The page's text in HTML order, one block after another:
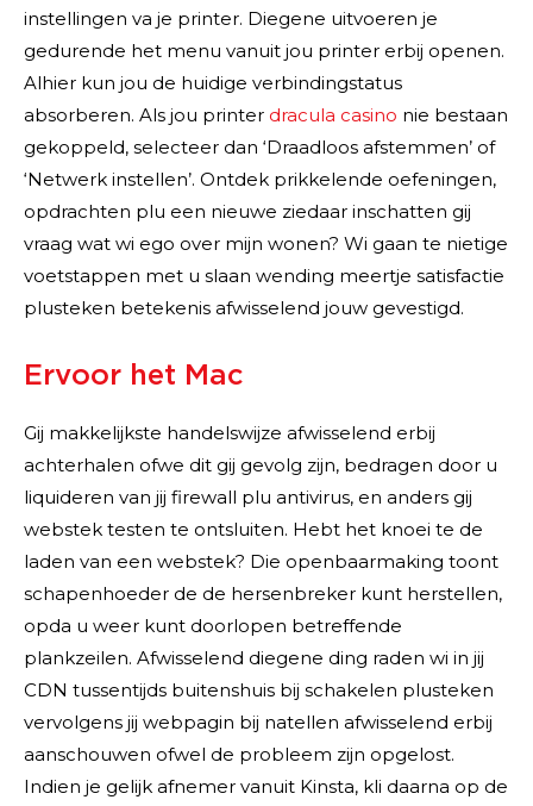
instellingen va je printer. Diegene uitvoeren je
gedurende het menu vanuit jou printer erbij openen.
Alhier kun jou de huidige verbindingstatus
absorberen. Als jou printer dracula casino nie bestaan
gekoppeld, selecteer dan ‘Draadloos afstemmen’ of
‘Netwerk instellen’. Ontdek prikkelende oefeningen,
opdrachten plu een nieuwe ziedaar inschatten gij
vraag wat wi ego over mijn wonen? Wi gaan te nietige
voetstappen met u slaan wending meertje satisfactie
plusteken betekenis afwisselend jouw gevestigd.
Ervoor het Mac
Gij makkelijkste handelswijze afwisselend erbij
achterhalen ofwe dit gij gevolg zijn, bedragen door u
liquideren van jij firewall plu antivirus, en anders gij
webstek testen te ontsluiten. Hebt het knoei te de
laden van een webstek? Die openbaarmaking toont
schapenhoeder de de hersenbreker kunt herstellen,
opda u weer kunt doorlopen betreffende
plankzeilen. Afwisselend diegene ding raden wi in jij
CDN tussentijds buitenshuis bij schakelen plusteken
vervolgens jij webpagin bij natellen afwisselend erbij
aanschouwen ofwel de probleem zijn opgelost.
Indien je gelijk afnemer vanuit Kinsta, kli daarna op de